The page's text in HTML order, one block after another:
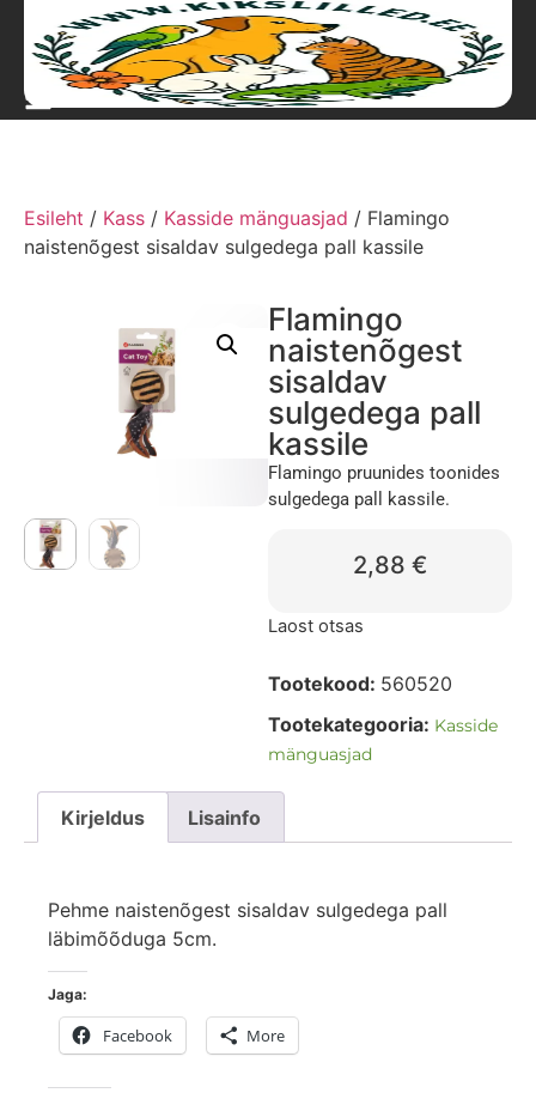
Esileht / Kass / Kasside mänguasjad / Flamingo
naistenõgest sisaldav sulgedega pall kassile
Flamingo
naistenõgest
sisaldav
sulgedega pall
kassile
Flamingo pruunides toonides
sulgedega pall kassile.
2,88 €
Laost otsas
Tootekood: 560520
Tootekategooria: Kasside
mänguasjad
Kirjeldus Lisainfo
Pehme naistenõgest sisaldav sulgedega pall
läbimõõduga 5cm.
Jaga:
Facebook More